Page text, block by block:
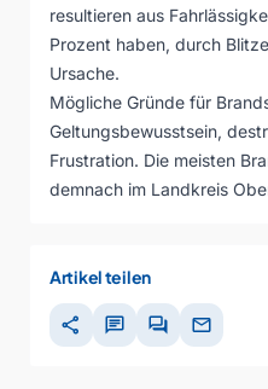
resultieren aus
Prozent haben, durch
Ursache.
Mögliche Gründe für
Geltungsbewusstsein,
Frustration. Die meisten
demnach im Landkreis
Artikel teilen
share chat forum mail